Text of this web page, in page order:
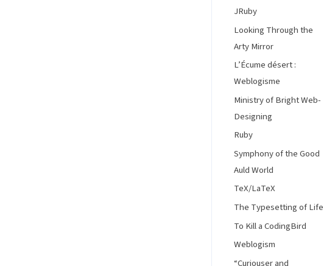
JRuby
Looking Through the
Arty Mirror
L’Écume désert :
Weblogisme
Ministry of Bright Web-
Designing
Ruby
Symphony of the Good
Auld World
TeX/LaTeX
The Typesetting of Life
To Kill a CodingBird
Weblogism
“Curiouser and